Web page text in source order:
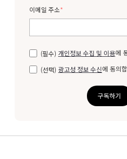
이메일 주소*
(필수) 개인정보 수집 및 이용에
(선택) 광고성 정보 수신에 동의
구독하기